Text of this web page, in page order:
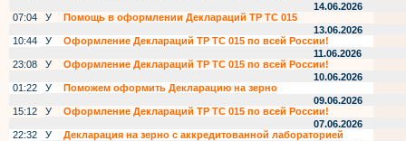
14.06.2026
07:04
У
Помощь в оформлении Деклараций ТР ТС 015
13.06.2026
10:44
У
Оформление Деклараций ТР ТС 015 по всей России!
11.06.2026
23:08
У
Оформление Деклараций ТР ТС 015 по всей России!
10.06.2026
01:22
У
Поможем оформить Декларацию на зерно
09.06.2026
15:12
У
Оформление Деклараций ТР ТС 015 по всей России!
07.06.2026
22:32
У
Декларация на зерно с аккредитованной лабораторией